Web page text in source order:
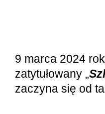
9 marca 2024
zatytułowany „
zaczyna się od